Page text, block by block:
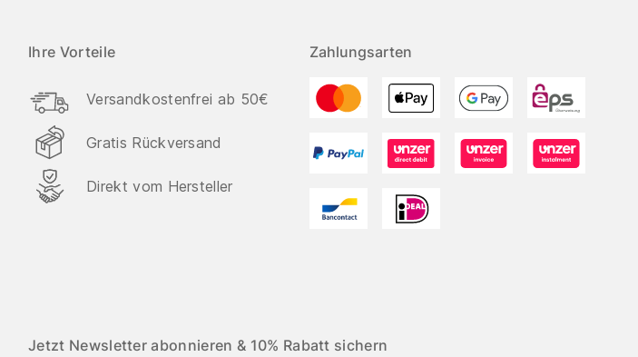
Ihre Vorteile
Versandkostenfrei ab 50€
Gratis Rückversand
Direkt vom Hersteller
Zahlungsarten
Jetzt Newsletter abonnieren & 10% Rabatt sichern